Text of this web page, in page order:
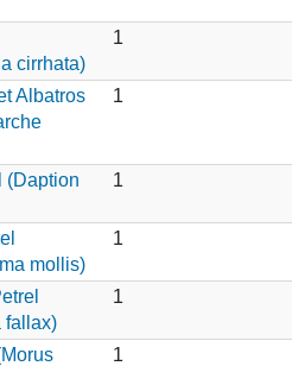
cirrhata)
1
Albatros
1
(Daption
1
mollis)
1
fallax)
1
1